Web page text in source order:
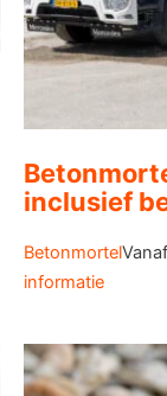
inclusief
Betonmortel
informatie